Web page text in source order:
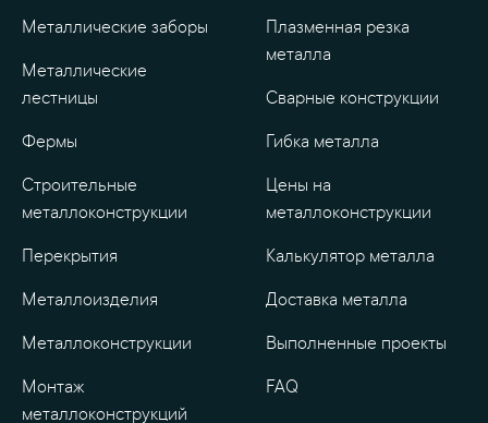
Металлические заборы
Металлические
лестницы
Фермы
Строительные
металлоконструкции
Перекрытия
Металлоизделия
Металлоконструкции
Монтаж
металлоконструкций
Плазменная резка
металла
Сварные конструкции
Гибка металла
Цены на
металлоконструкции
Калькулятор металла
Доставка металла
Выполненные проекты
FAQ